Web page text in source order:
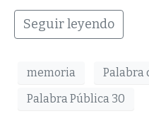
Seguir leyendo
memoria
Palabra
Palabra Pública 30